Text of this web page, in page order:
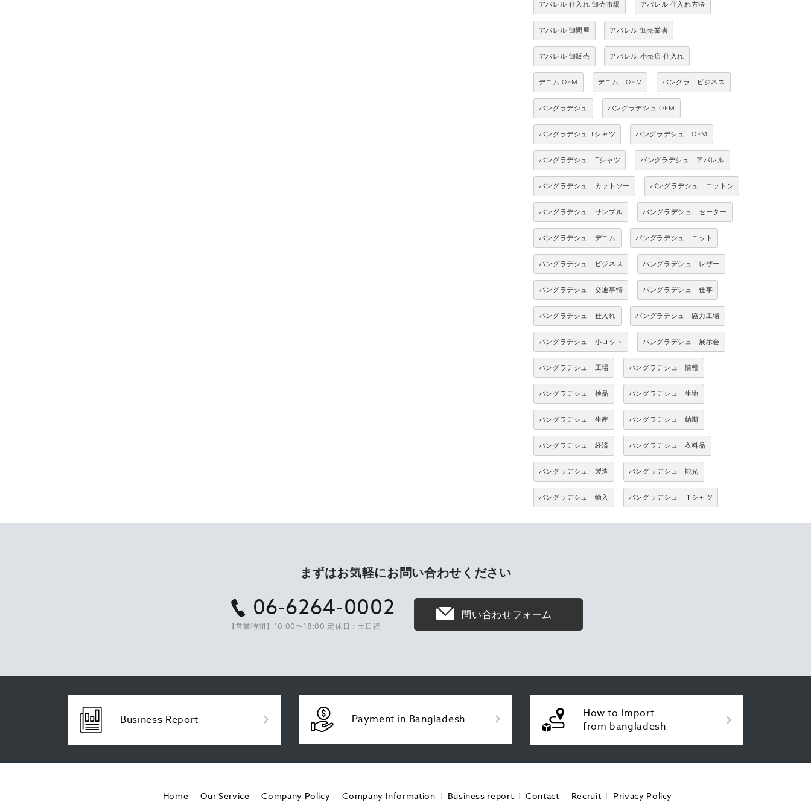
アパレル 仕入れ 卸売市場 アパレル 仕入れ方法
アパレル 卸問屋 アパレル 卸売業者
アパレル 卸販売 アパレル 小売店 仕入れ
デニム OEM デニム OEM バングラ ビジネス
バングラデシュ バングラデシュ OEM
バングラデシュ Tシャツ バングラデシュ OEM
バングラデシュ Tシャツ バングラデシュ アパレル
バングラデシュ カットソー バングラデシュ コットン
バングラデシュ サンプル バングラデシュ セーター
バングラデシュ デニム バングラデシュ ニット
バングラデシュ ビジネス バングラデシュ レザー
バングラデシュ 交通事情 バングラデシュ 仕事
バングラデシュ 仕入れ バングラデシュ 協力工場
バングラデシュ 小ロット バングラデシュ 展示会
バングラデシュ 工場 バングラデシュ 情報
バングラデシュ 検品 バングラデシュ 生地
バングラデシュ 生産 バングラデシュ 納期
バングラデシュ 経済 バングラデシュ 衣料品
バングラデシュ 製造 バングラデシュ 観光
バングラデシュ 輸入 バングラデシュ Ｔシャツ
まずはお気軽にお問い合わせください
06-6264-0002
【営業時間】10:00〜18:00 定休日：土日祝
問い合わせフォーム
Business Report Payment in Bangladesh
How to Import
from bangladesh
Home Our Service Company Policy Company Information Business report Contact Recruit Privacy Policy